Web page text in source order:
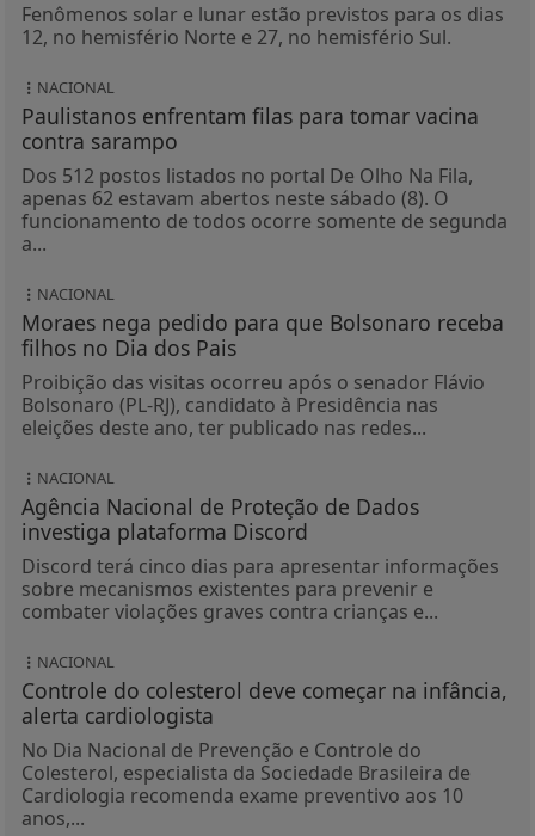
Fenômenos solar e lunar estão previstos para os dias
12, no hemisfério Norte e 27, no hemisfério Sul.
NACIONAL
Paulistanos enfrentam filas para tomar vacina
contra sarampo
Dos 512 postos listados no portal De Olho Na Fila,
apenas 62 estavam abertos neste sábado (8). O
funcionamento de todos ocorre somente de segunda
a...
NACIONAL
Moraes nega pedido para que Bolsonaro receba
filhos no Dia dos Pais
Proibição das visitas ocorreu após o senador Flávio
Bolsonaro (PL-RJ), candidato à Presidência nas
eleições deste ano, ter publicado nas redes...
NACIONAL
Agência Nacional de Proteção de Dados
investiga plataforma Discord
Discord terá cinco dias para apresentar informações
sobre mecanismos existentes para prevenir e
combater violações graves contra crianças e...
NACIONAL
Controle do colesterol deve começar na infância,
alerta cardiologista
No Dia Nacional de Prevenção e Controle do
Colesterol, especialista da Sociedade Brasileira de
Cardiologia recomenda exame preventivo aos 10
anos,...